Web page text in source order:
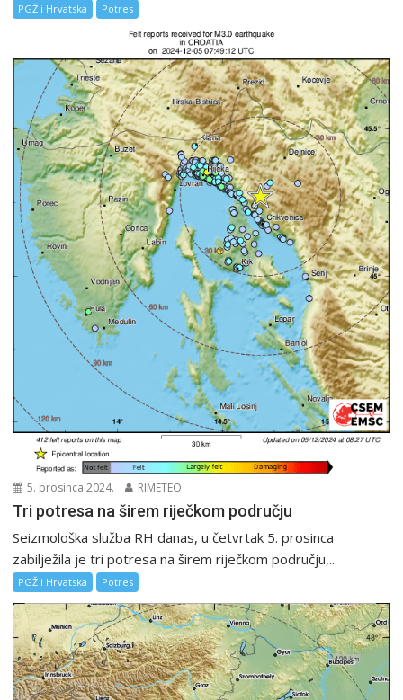
PGŽ i Hrvatska Potres
5. prosinca 2024. RIMETEO
Tri potresa na širem riječkom području
Seizmološka služba RH danas, u četvrtak 5. prosinca
zabilježila je tri potresa na širem riječkom području,...
PGŽ i Hrvatska Potres